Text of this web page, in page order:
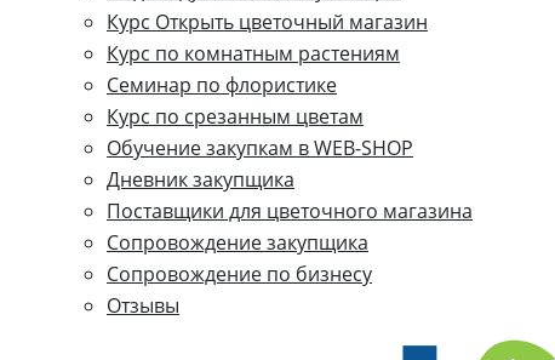
Курс Открыть цветочный магазин
Курс по комнатным растениям
Семинар по флористике
Курс по срезанным цветам
Обучение закупкам в WEB-SHOP
Дневник закупщика
Поставщики для цветочного магазина
Сопровождение закупщика
Cопровождение по бизнесу
Отзывы